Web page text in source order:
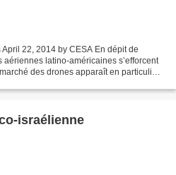
22, 2014 by CESA En dépit de
latino-américaines s’efforcent
des drones apparaît en particulier
israélienne